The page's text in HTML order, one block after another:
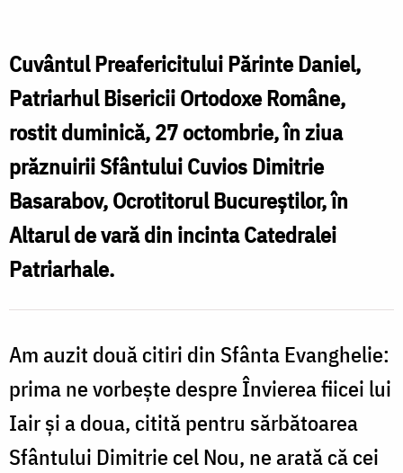
Patriarhul
Bisericii
Ortodoxe
Române
basilica.ro
Cuvântul Preafericitului Părinte Daniel,
Patriarhul Bisericii Ortodoxe Române,
rostit duminică, 27 octombrie, în ziua
prăznuirii Sfântului Cuvios Dimitrie
Basarabov, Ocrotitorul Bucureștilor, în
Altarul de vară din incinta Catedralei
Patriarhale.
Am auzit două citiri din Sfânta Evanghelie:
prima ne vorbește despre Învierea fiicei lui
Iair și a doua, citită pentru sărbătoarea
Sfântului Dimitrie cel Nou, ne arată că cei